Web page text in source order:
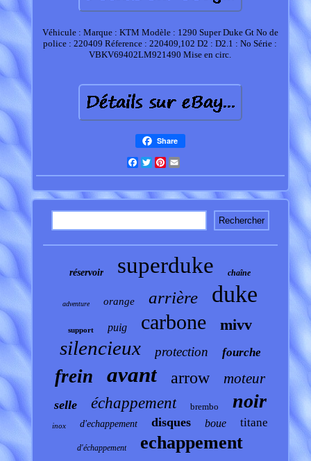
Véhicule : Marque : KTM Modèle : 1290 Super Duke Gt No de
police : 220409 Réference : 220409,102 D2 : D2.1 : No Série :
VBKV69402LM921490 Mise en circ.
Share
Facebook
TwitterPinterest
réservoir superduke chaîne
adventure orange arrière duke
support puig carbone mivv
silencieux protection fourche
frein avant arrow moteur
selle échappement brembo noir
inox d'echappement disques boue titane
d'échappement echappement